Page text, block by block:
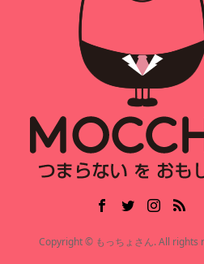
Copyright © もっちょさん. All rights